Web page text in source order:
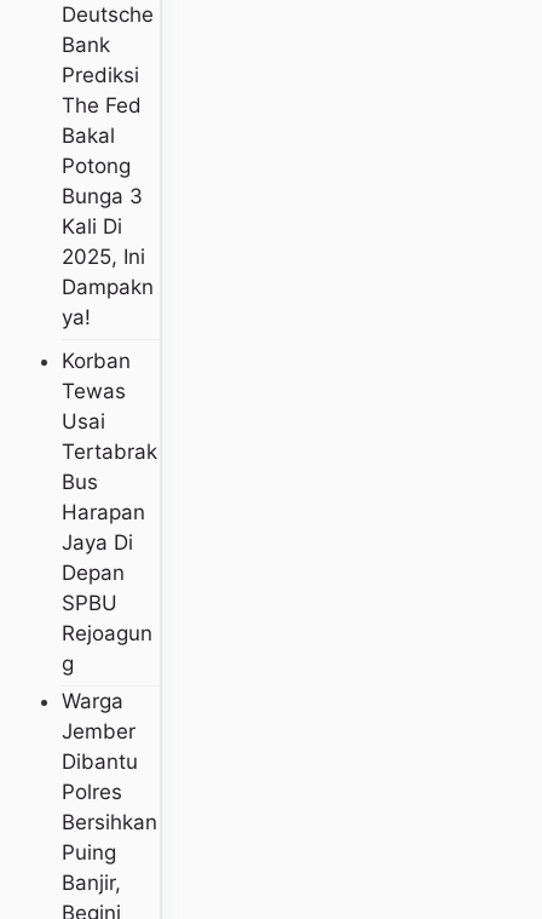
Deutsche
Bank
Prediksi
The Fed
Bakal
Potong
Bunga 3
Kali Di
2025, Ini
Dampakn
Ya!
Korban
Tewas
Usai
Tertabrak
Bus
Harapan
Jaya Di
Depan
SPBU
Rejoagun
G
Warga
Jember
Dibantu
Polres
Bersihkan
Puing
Banjir,
Begini